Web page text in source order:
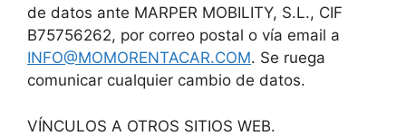
de datos ante MARPER MOBILITY, S.L., CIF
B75756262, por correo postal o vía email a
INFO@MOMORENTACAR.COM. Se ruega
comunicar cualquier cambio de datos.
VÍNCULOS A OTROS SITIOS WEB.